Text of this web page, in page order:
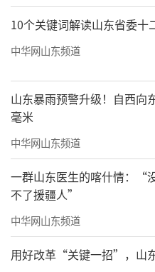
10个关键词解读山东省委十
中华网山东频道
山东暴雨预警升级！自西向
毫米
中华网山东频道
一群山东医生的喀什情：“
不了援疆人”
中华网山东频道
用好改革“关键一招”，山